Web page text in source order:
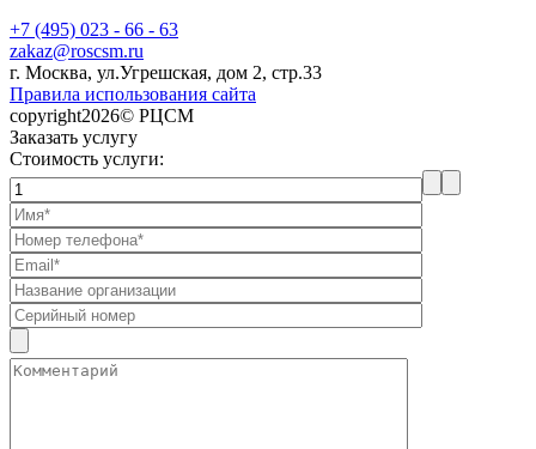
+7 (495) 023 - 66 - 63
zakaz@roscsm.ru
г. Москва, ул.Угрешская, дом 2, стр.33
Правила использования сайта
copyright2026© РЦСМ
Заказать услугу
Стоимость услуги: